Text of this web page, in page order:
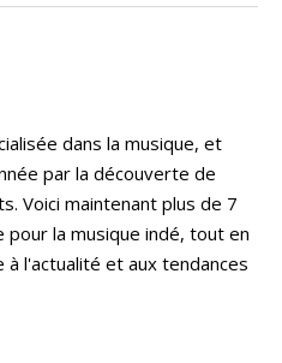
dans la musique, et
par la découverte de
Voici maintenant plus de 7
la musique indé, tout en
l'actualité et aux tendances